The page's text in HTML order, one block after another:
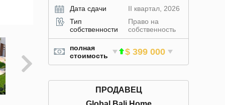
Дата сдачи
II квартал, 2026
Тип
собственности
Право на
собственность
полная
стоимость
$ 399 000
ПРОДАВЕЦ